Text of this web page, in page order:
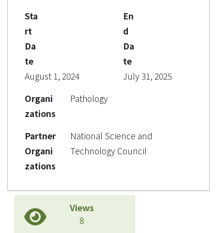
Sta
rt
Da
te
August 1, 2024
En
d
Da
te
July 31, 2025
Organi
zations
Pathology
Partner
Organi
zations
National Science and
Technology Council
Views
8